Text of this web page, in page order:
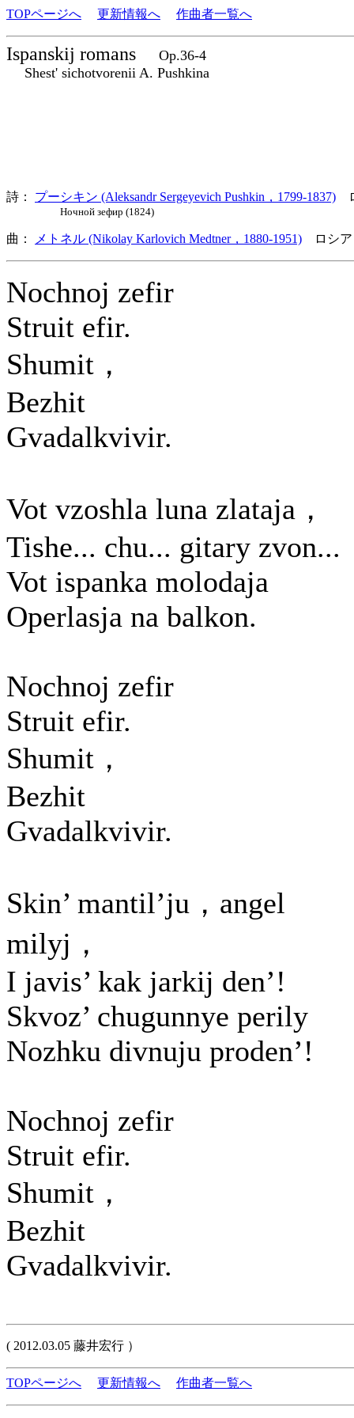
TOPページへ 更新情報へ 作曲者一覧へ
Ispanskij romans
Op.36-4
Shest' sichotvorenii A. Pushkina
詩： プーシキン (Aleksandr Sergeyevich Pushkin，1799-1837)
Ночной зефир (1824)
曲： メトネル (Nikolay Karlovich Medtner，1880-1951) ロシ
Nochnoj zefir
Struit efir.
Shumit，
Bezhit
Gvadalkvivir.
Vot vzoshla luna zlataja，
Tishe... chu... gitary zvon...
Vot ispanka molodaja
Operlasja na balkon.
Nochnoj zefir
Struit efir.
Shumit，
Bezhit
Gvadalkvivir.
Skin’ mantil’ju，angel
milyj，
I javis’ kak jarkij den’!
Skvoz’ chugunnye perily
Nozhku divnuju proden’!
Nochnoj zefir
Struit efir.
Shumit，
Bezhit
Gvadalkvivir.
( 2012.03.05 藤井宏行 ）
TOPページへ 更新情報へ 作曲者一覧へ